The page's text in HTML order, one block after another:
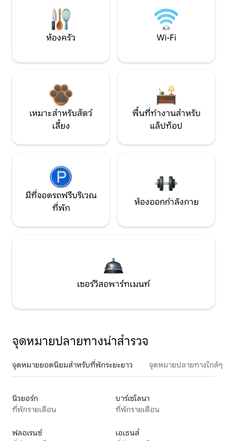
ห้องครัว Wi-Fi
เหมาะสำหรับสัตว์
เลี้ยง
พื้นที่ทำงานสำหรับ
แล็ปท็อป
มีที่จอดรถฟรีบริเวณ
ที่พัก
ห้องออกกำลังกาย
เซอร์วิสอพาร์ทเมนท์
จุดหมายปลายทางน่าสำรวจ
จุดหมายยอดนิยมสำหรับที่พักระยะยาว จุดหมายปลายทางใกล้ๆ
นิวยอร์ก
ที่พักรายเดือน
บาร์เซโลนา
ที่พักรายเดือน
ฟลอเรนซ์
เอเธนส์